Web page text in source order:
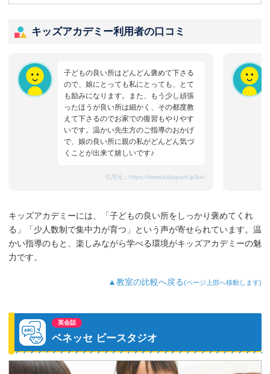
キッズアカデミー利用者の口コミ
子どもの良い所はどんどん褒めて下さる
ので、娘にとっても私にとっても、とて
も励みになります。また、もう少し頑張
ったほうが良い所は細かく、その都度教
えて下さるのでお家での復習もやりやす
いです。温かい先生方のご指導のおかげ
で、娘の良い所に親の私がどんどん気づ
くことが出来て嬉しいです♪
引用元： https://www.babypark.jp/ka/
キッズアカデミーには、「子どもの良い所をしっかり褒めてくれ
る」「少人数制で集中力が育つ」という声が寄せられています。温
かい指導のもと、楽しみながら学べる環境がキッズアカデミーの魅
力です。
▲教室の比較へ戻る(ページ上部へ移動します)
英会話
ベネッセ ビースタジオ